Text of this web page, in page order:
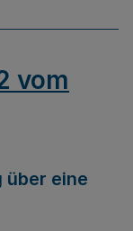
vom
eine